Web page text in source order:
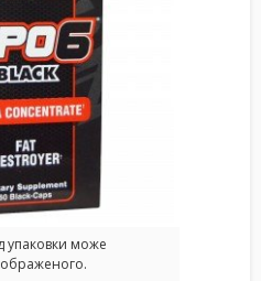
упаковки може